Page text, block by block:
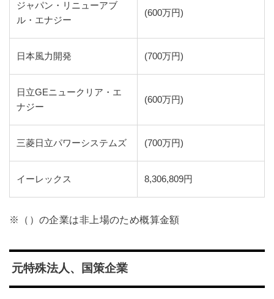
ジャパン・リニューアブ
ル・エナジー
(600万円)
日本風力開発 (700万円)
日立GEニュークリア・エ
ナジー
(600万円)
三菱日立パワーシステムズ (700万円)
イーレックス 8,306,809円
※（）の企業は非上場のため概算金額
元特殊法人、国策企業